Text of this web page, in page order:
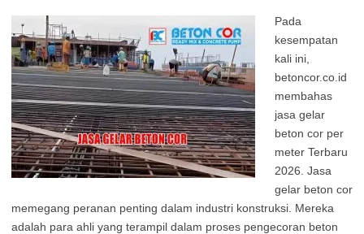
Pada
kesempatan
kali ini,
betoncor.co.id
membahas
jasa gelar
beton cor per
meter Terbaru
2026. Jasa
gelar beton cor
memegang peranan penting dalam industri konstruksi. Mereka
adalah para ahli yang terampil dalam proses pengecoran beton